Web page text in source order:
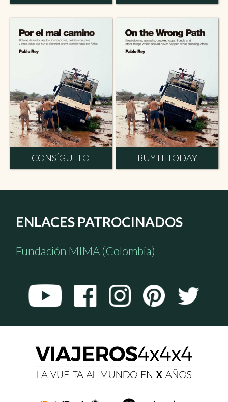
CONSÍGUELO BUY IT TODAY
ENLACES PATROCINADOS
Fundación MIMA (Colombia)